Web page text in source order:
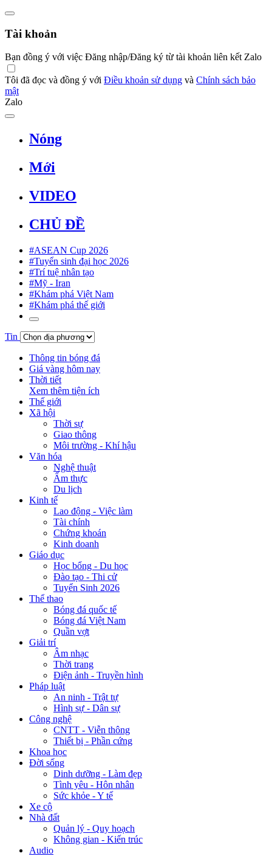
Tài khoản
Bạn đồng ý với việc Đăng nhập/Đăng ký từ tài khoản liên kết Zalo
Tôi đã đọc và đồng ý với Điều khoản sử dụng và Chính sách bảo
mật
Zalo
Nóng
Mới
VIDEO
CHỦ ĐỀ
#ASEAN Cup 2026
#Tuyển sinh đại học 2026
#Trí tuệ nhân tạo
#Mỹ - Iran
#Khám phá Việt Nam
#Khám phá thế giới
Tin
Thông tin bóng đá
Giá vàng hôm nay
Thời tiết
Xem thêm tiện ích
Thế giới
Xã hội
Thời sự
Giao thông
Môi trường - Khí hậu
Văn hóa
Nghệ thuật
Ẩm thực
Du lịch
Kinh tế
Lao động - Việc làm
Tài chính
Chứng khoán
Kinh doanh
Giáo dục
Học bổng - Du học
Đào tạo - Thi cử
Tuyển Sinh 2026
Thể thao
Bóng đá quốc tế
Bóng đá Việt Nam
Quần vợt
Giải trí
Âm nhạc
Thời trang
Điện ảnh - Truyền hình
Pháp luật
An ninh - Trật tự
Hình sự - Dân sự
Công nghệ
CNTT - Viễn thông
Thiết bị - Phần cứng
Khoa học
Đời sống
Dinh dưỡng - Làm đẹp
Tình yêu - Hôn nhân
Sức khỏe - Y tế
Xe cộ
Nhà đất
Quản lý - Quy hoạch
Không gian - Kiến trúc
Audio